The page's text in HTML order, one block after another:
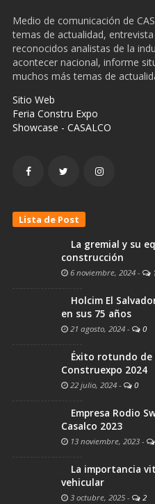
Medio de comunicación de
temas de actualidad,
reconocidos analistas de la
acontecer nacional, informe
muchos más temas de
Sitio Web
Feria Constru Expo
Showcase - CASALCO
Lista de Post
La gremial y su
construcción
6 noviembre, 2024 -
Holcim El
en sus 75 años
21 agosto, 2024 - 0
Éxito rotundo
Construexpo 2024
22 julio, 2024 - 0
Empresa Rodio
Casalco 2023
13 noviembre, 2023 -
La importancia
vehicular
3 octubre, 2025 - 2